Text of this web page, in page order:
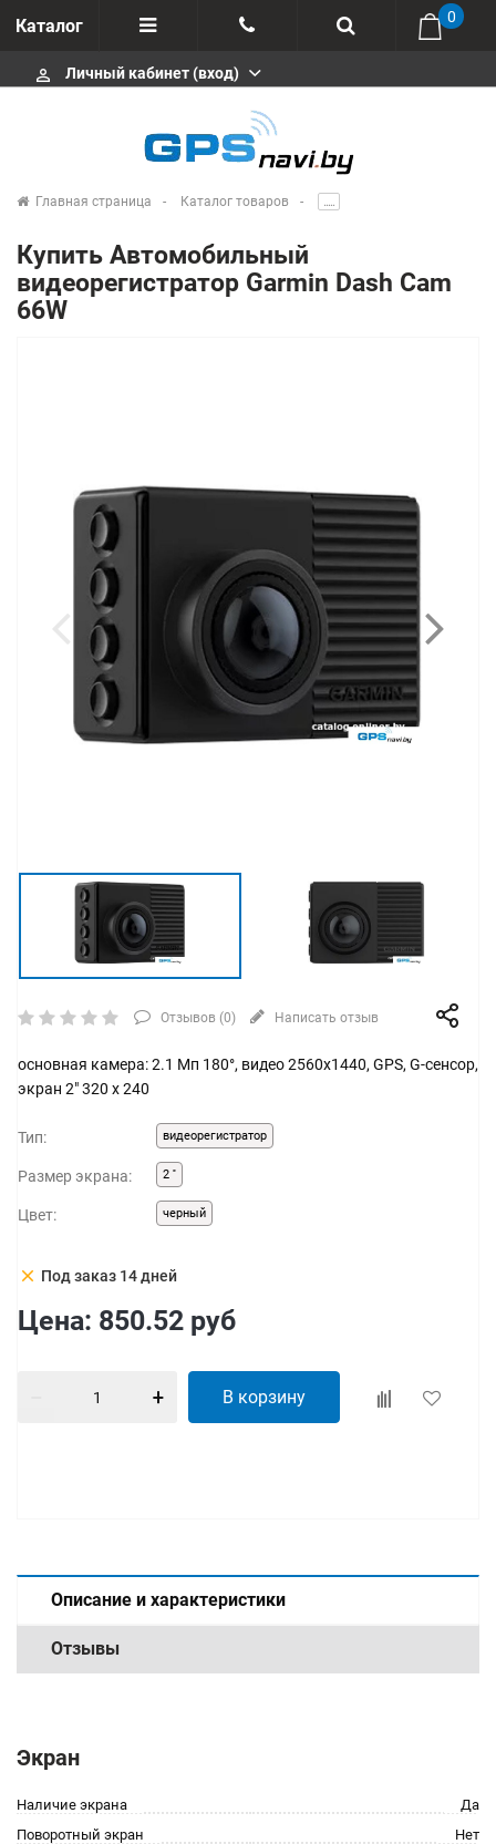
Каталог
Отзывы
+375 291646666
msa333
info@gpsnavi.by
0
perm_identity Личный кабинет (вход)
Главная страница Каталог товаров .....
Купить Автомобильный
видеорегистратор Garmin Dash Cam
66W
Отзывов (0) Написать отзыв
основная камера: 2.1 Мп 180°, видео 2560x1440, GPS, G-сенсор,
экран 2" 320 x 240
Тип: видеорегистратор
Размер экрана: 2 ''
Цвет: черный
clear Под заказ 14 дней
Цена: 850.52 руб
В корзину
Описание и характеристики
Отзывы
Экран
Наличие экрана
Да
Поворотный экран
Нет